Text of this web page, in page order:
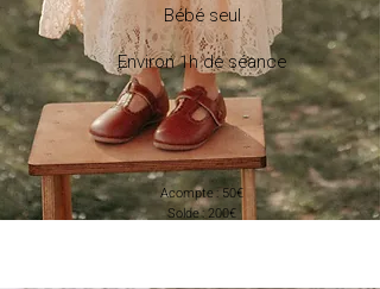
Bébé seul
Environ 1h de séance
Acompte : 50€
Solde : 200€